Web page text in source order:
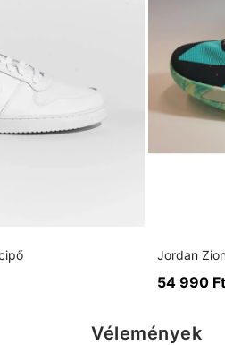
Jordan
54 990 Ft
Vélemények